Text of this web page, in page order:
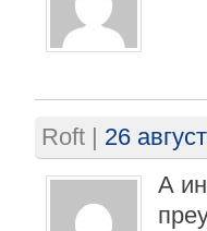
Roft | 26
А